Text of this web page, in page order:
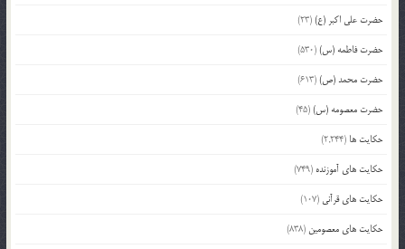
حضرت علی اکبر (ع)(23)
حضرت فاطمه (س)(530)
حضرت محمد (ص)(613)
حضرت معصومه (س)(45)
حکایت ها (2,244)
حکایت های آموزنده (749)
حکایت های قرآنی (107)
حکایت های معصومین (838)